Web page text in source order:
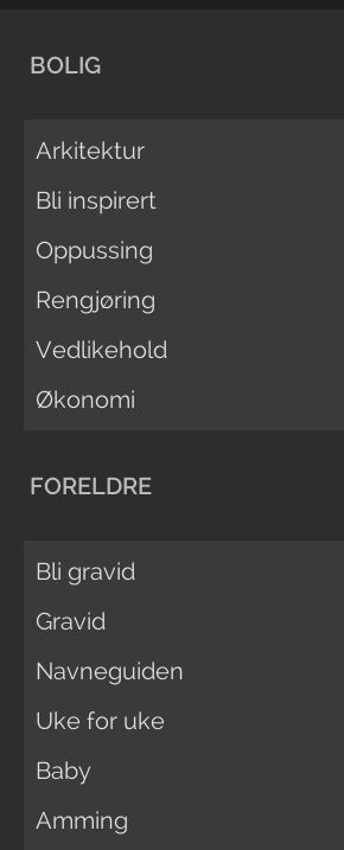
BOLIG
Arkitektur
Bli inspirert
Oppussing
Rengjøring
Vedlikehold
Økonomi
FORELDRE
Bli gravid
Gravid
Navneguiden
Uke for uke
Baby
Amming